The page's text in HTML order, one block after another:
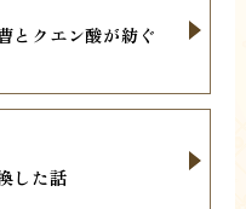
とクエン酸が紡ぐ
した話